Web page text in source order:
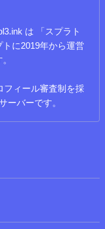
は 「スプラト
に2019年から運営
フィール審査制を採
ーバーです。